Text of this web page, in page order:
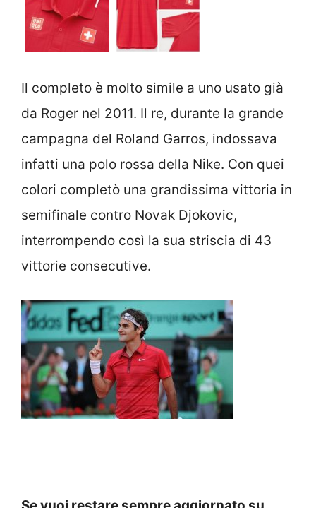
Il completo è molto simile a uno usato già
da Roger nel 2011. Il re, durante la grande
campagna del Roland Garros, indossava
infatti una polo rossa della Nike. Con quei
colori completò una grandissima vittoria in
semifinale contro Novak Djokovic,
interrompendo così la sua striscia di 43
vittorie consecutive.